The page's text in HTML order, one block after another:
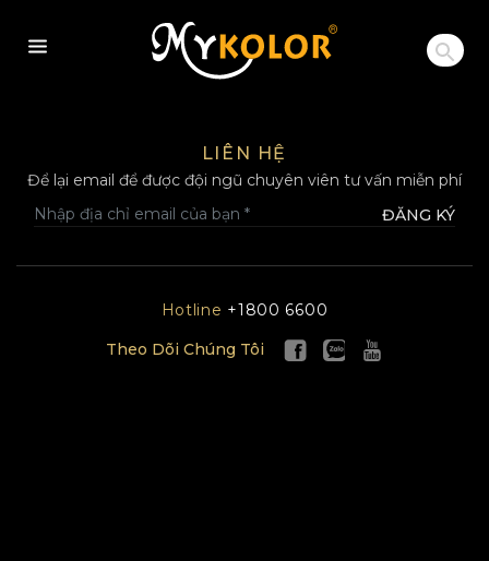
MYKOLOR
LIÊN HỆ
Để lại email để được đội ngũ chuyên viên tư vấn miễn phí
ĐĂNG KÝ
Hotline +1800 6600
Theo Dõi Chúng Tôi